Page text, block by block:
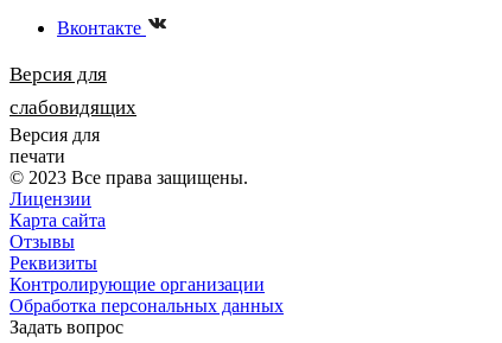
Вконтакте
Версия для
слабовидящих
Версия для
печати
© 2023 Все права защищены.
Лицензии
Карта сайта
Отзывы
Реквизиты
Контролирующие организации
Обработка персональных данных
Задать вопрос